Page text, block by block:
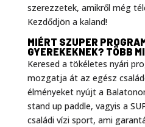
szerezzetek, amikről még
Kezdődjön a kaland!
MIÉRT SZUPER
GYEREKEKNEK? TÖBB
Keresed a tökéletes nyári
mozgatja át az egész
élményeket nyújt a
stand up paddle, vagyis a
családi vízi sport, ami